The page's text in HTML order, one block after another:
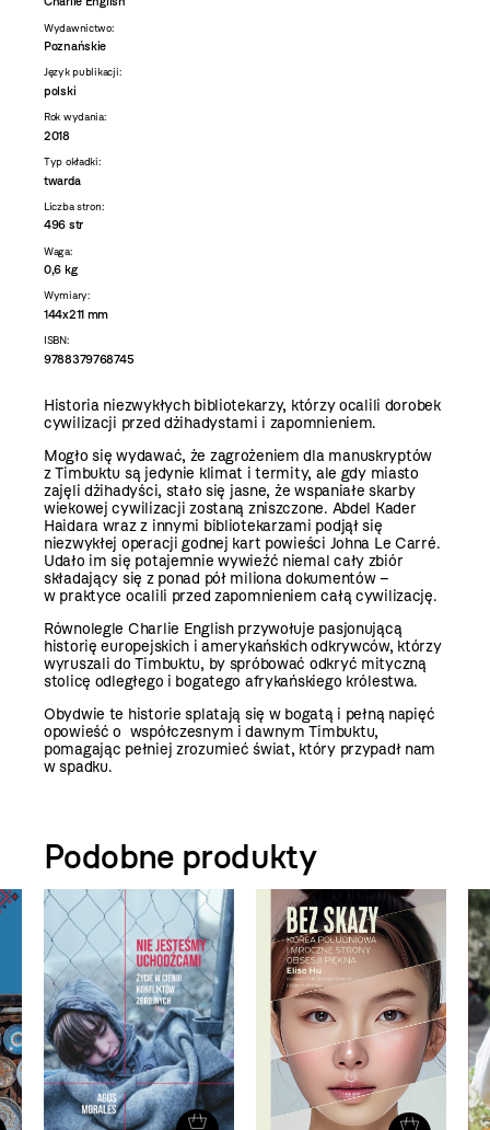
Wydawnictwo:
Poznańskie
Język publikacji:
polski
Rok wydania:
2018
Typ okładki:
twarda
Liczba stron:
496 str
Waga:
0,6 kg
Wymiary:
144x211 mm
ISBN:
9788379768745
Historia niezwykłych bibliotekarzy, którzy ocalili dorobek
cywilizacji przed dżihadystami i zapomnieniem.
Mogło się wydawać, że zagrożeniem dla manuskryptów
z Timbuktu są jedynie klimat i termity, ale gdy miasto
zajęli dżihadyści, stało się jasne, że wspaniałe skarby
wiekowej cywilizacji zostaną zniszczone. Abdel Kader
Haidara wraz z innymi bibliotekarzami podjął się
niezwykłej operacji godnej kart powieści Johna Le Carré.
Udało im się potajemnie wywieźć niemal cały zbiór
składający się z ponad pół miliona dokumentów –
w praktyce ocalili przed zapomnieniem całą cywilizację.
Równolegle Charlie English przywołuje pasjonującą
historię europejskich i amerykańskich odkrywców, którzy
wyruszali do Timbuktu, by spróbować odkryć mityczną
stolicę odległego i bogatego afrykańskiego królestwa.
Obydwie te historie splatają się w bogatą i pełną napięć
opowieść o współczesnym i dawnym Timbuktu,
pomagając pełniej zrozumieć świat, który przypadł nam
w spadku.
Podobne produkty